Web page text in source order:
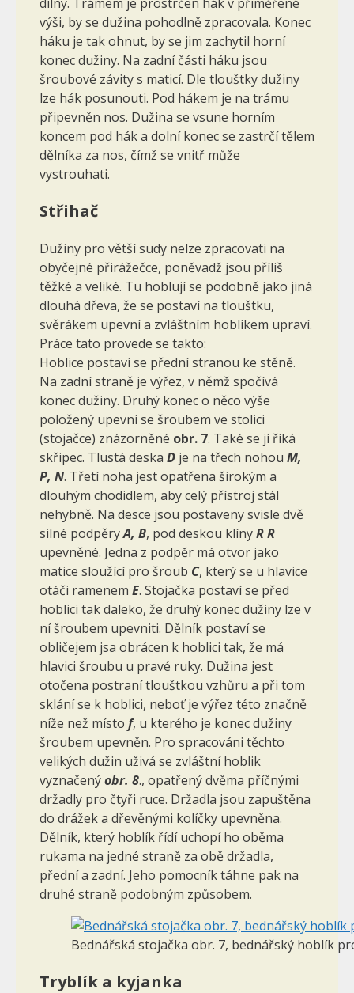
výši, by se dužina pohodlně zpraco­vala. Konec
háku je tak ohnut, by se jim zachytil horní
konec dužiny. Na zadní části háku jsou
šroubové závity s maticí. Dle tlouštky dužiny
lze hák posunouti. Pod hákem je na trámu
připevněn nos. Dužina se vsune horním
koncem pod hák a dolní konec se zastrčí tělem
dělníka za nos, čímž se vnitř může
vystrouhati.
Střihač
Dužiny pro větší sudy nelze zpracovati na
obyčejné přirážečce, po­něvadž jsou příliš
těžké a veliké. Tu hoblují se podobně jako jiná
dlouhá dřeva, že se postaví na tlouštku,
svěrákem upevní a zvláštním hoblíkem upraví.
Práce tato provede se takto:
Hoblice postaví se přední stranou ke stěně.
Na zadní straně je výřez, v němž spočívá
konec dužiny. Druhý konec o něco výše
položený upevní se šroubem ve stolici
(stojačce) znázorněné obr. 7. Také se jí říká
skřipec. Tlustá deska D je na třech nohou M,
P, N. Třetí noha jest opatřena širokým a
dlouhým cho­didlem, aby celý přístroj stál
nehybně. Na desce jsou postaveny svisle dvě
silné podpěryA, B, pod deskou klínyR R
upevněné. Jedna z podpěr má otvor jako
matice sloužící pro šroub C, který se u hlavice
otáči ramenem E. Stojačka postaví se před
hoblici tak daleko, že druhý konec dužiny lze v
ní šroubem upevniti. Dělník postaví se
obličejem jsa obrácen k hoblici tak, že má
hlavici šroubu u pravé ruky. Dužina jest
otočena postraní tlouštkou vzhůru a při tom
sklání se k hoblici, neboť je výřez této značně
níže než místo f, u kterého je konec dužiny
šroubem upevněn. Pro spracováni těchto
velikých dužin uživá se zvláštní hoblik
vyznačenýobr. 8., opatřený dvěma příčnými
držadly pro čtyři ruce. Držadla jsou zapuštěna
do drážek a dřevěnými kolíčky upevněna.
Dělník, který hoblík řídí uchopí ho oběma
rukama na jedné straně za obě držadla,
přední a zadní. Jeho pomocník táhne pak na
druhé straně podobným způsobem.
Bednářská stojačka obr. 7, bednářský hoblík
Tryblík a kyjanka